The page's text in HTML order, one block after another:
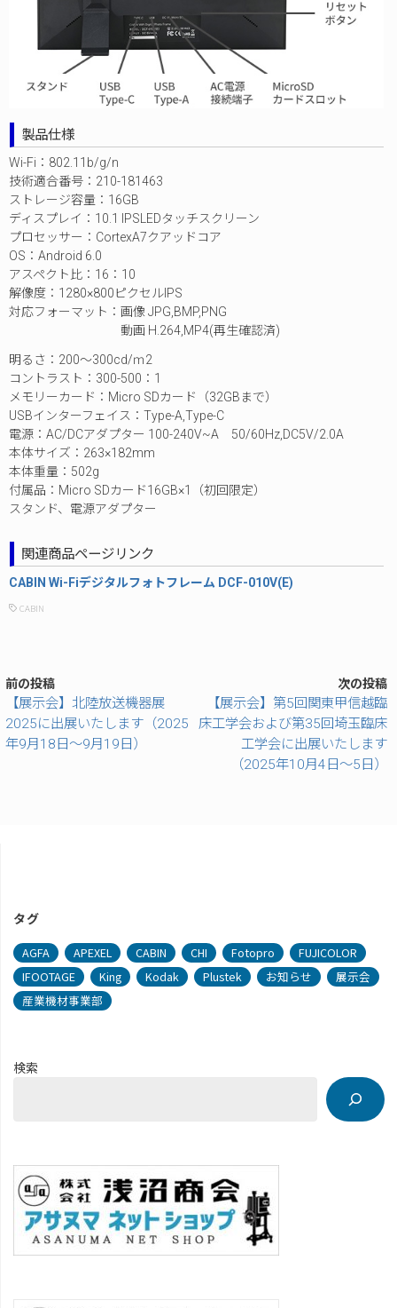
製品仕様
Wi-Fi：802.11b/g/n
技術適合番号：210-181463
ストレージ容量：16GB
ディスプレイ：10.1 IPSLEDタッチスクリーン
プロセッサー：CortexA7クアッドコア
OS：Android 6.0
アスペクト比：16：10
解像度：1280×800ピクセルIPS
対応フォーマット：画像 JPG,BMP,PNG
動画 H.264,MP4(再生確認済)
明るさ：200～300cd/ｍ2
コントラスト：300-500：1
メモリーカード：Micro SDカード（32GBまで）
USBインターフェイス：Type-A,Type-C
電源：AC/DCアダプター 100-240V~A 50/60Hz,DC5V/2.0A
本体サイズ：263×182mm
本体重量：502g
付属品：Micro SDカード16GB×1（初回限定）
スタンド、電源アダプター
関連商品ページリンク
CABIN Wi-Fiデジタルフォトフレーム DCF-010V(E)
CABIN
前の投稿
【展示会】北陸放送機器展
2025に出展いたします（2025
年9月18日～9月19日）
次の投稿
【展示会】第5回関東甲信越臨
床工学会および第35回埼玉臨床
工学会に出展いたします
（2025年10月4日～5日）
タグ
AGFA APEXEL CABIN CHI Fotopro
FUJICOLOR
IFOOTAGE
King Kodak Plustek お知らせ
展示会
産業機材事業部
検索